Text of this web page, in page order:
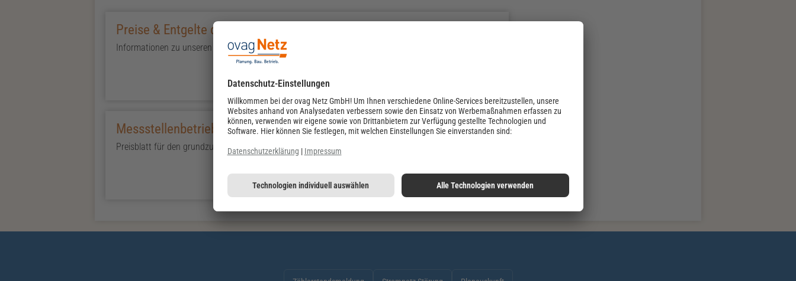
Preise & Entgelte der Netznutzung
Informationen zu unseren Preisen und Entgelten für die Netznutzung.
Messstellenbetrieb
Preisblatt für den grundzuständigen Messstellenbetrieb.